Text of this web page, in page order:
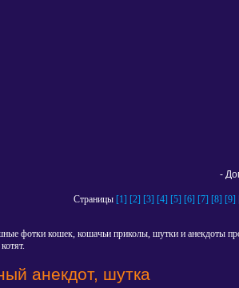
-
Страницы [1] [2] [3] [4] [5] [6] [7] [8] [9]
фотки кошек, кошачьи приколы, шутки и анекдоты
анекдот, шутка